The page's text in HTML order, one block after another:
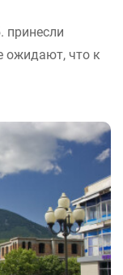
принесли
ожидают, что к